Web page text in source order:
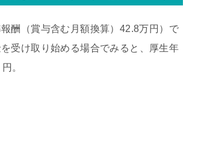
酬（賞与含む月額換算）42.8万円）で
受け取り始める場合でみると、厚生年
。